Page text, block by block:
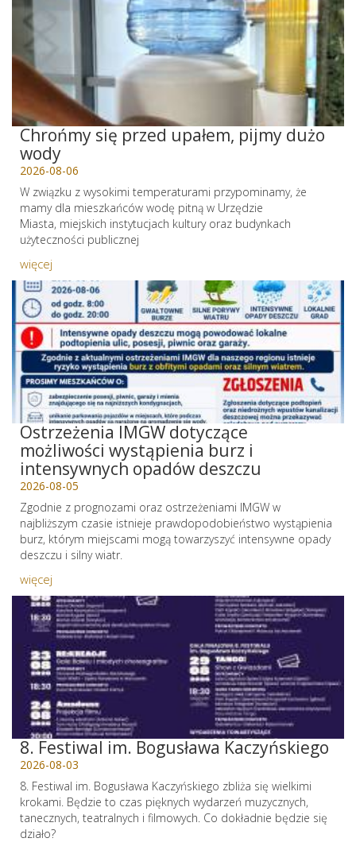
Chrońmy się przed upałem, pijmy dużo
wody
2026-08-06
W związku z wysokimi temperaturami przypominamy, że
mamy dla mieszkańców wodę pitną w Urzędzie
Miasta, miejskich instytucjach kultury oraz budynkach
użyteczności publicznej
więcej
Ostrzeżenia IMGW dotyczące
możliwości wystąpienia burz i
intensywnych opadów deszczu
2026-08-05
Zgodnie z prognozami oraz ostrzeżeniami IMGW w
najbliższym czasie istnieje prawdopodobieństwo wystąpienia
burz, którym miejscami mogą towarzyszyć intensywne opady
deszczu i silny wiatr.
więcej
8. Festiwal im. Bogusława Kaczyńskiego
2026-08-03
8. Festiwal im. Bogusława Kaczyńskiego zbliża się wielkimi
krokami. Będzie to czas pięknych wydarzeń muzycznych,
tanecznych, teatralnych i filmowych. Co dokładnie będzie się
działo?